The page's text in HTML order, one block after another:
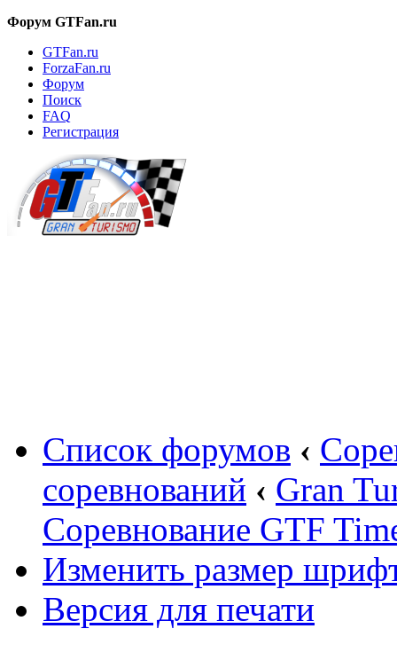
Форум GTFan.ru
GTFan.ru
ForzaFan.ru
Форум
Поиск
FAQ
Регистрация
Список форумов ‹
соревнований ‹ Gran
Соревнование GTF
Изменить размер
Версия для печати